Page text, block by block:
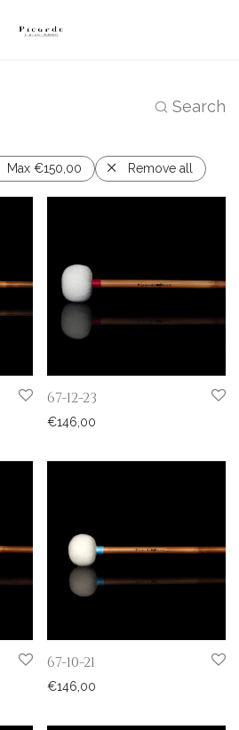
Search
Max €150,00 Remove all
67-12-23
€146,00
67-10-21
€146,00